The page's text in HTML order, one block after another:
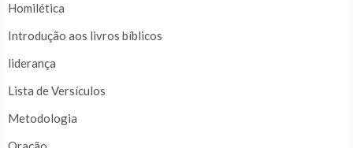
Homilética
Introdução aos livros bíblicos
liderança
Lista de Versículos
Metodologia